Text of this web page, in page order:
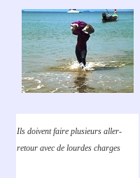
Ils doivent faire plusieurs aller-
retour avec de lourdes charges